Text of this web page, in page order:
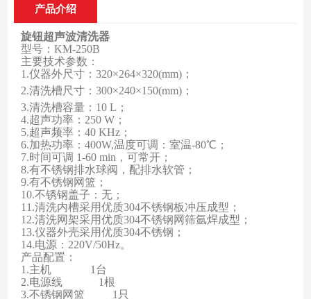
产品介绍
旋钮超声波清洗器
型号：KM-250B
主要技术参数：
1.仪器外尺寸：320×264×320(mm)；
2.清洗槽尺寸：300×240×150(mm)；
3.清洗槽容量：10 L ；
4.超声功率：250 W；
5.超声频率：40 KHz；
6.加热功率：400W,温度可调：室温-80℃ ；
7.时间可调 1-60 min ，可常开；
8.有不锈钢排水球阀，配排水软管；
9.有不锈钢网篮；
10.不锈钢盖子：无；
11.清洗内槽采用优质304不锈钢板冲压成型；
12.清洗网架采用优质304不锈钢网筛氩焊成型 ；
13.仪器外壳采用优质304不锈钢 ；
14.电源：220V/50Hz。
产品配置：
1.主机
1台
2.电源线 1根
3.不锈钢网篮
1只